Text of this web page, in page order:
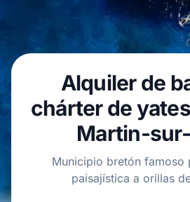
Para partners
€ EUR
Złoty
Nederlands
Español
Français
Polski
Alquiler de
chárter de
Martin-
Municipio bretón famoso
paisajística a orillas